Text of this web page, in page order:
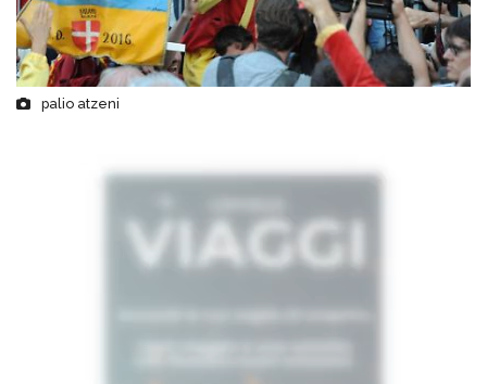
palio atzeni